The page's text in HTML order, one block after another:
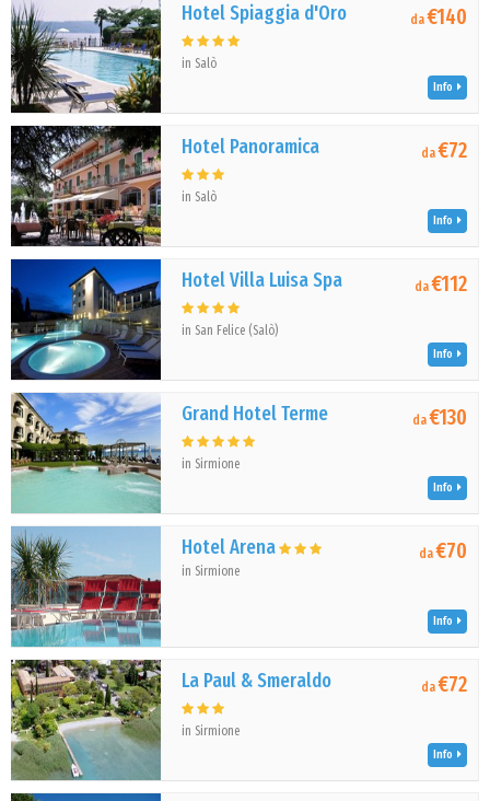
Hotel Spiaggia d'Oro
in Salò
da€140
Info
Hotel Panoramica
in Salò
da€72
Info
Hotel Villa Luisa Spa
in San Felice (Salò)
da€112
Info
Grand Hotel Terme
in Sirmione
da€130
Info
Hotel Arena
in Sirmione
da€70
Info
La Paul & Smeraldo
in Sirmione
da€72
Info